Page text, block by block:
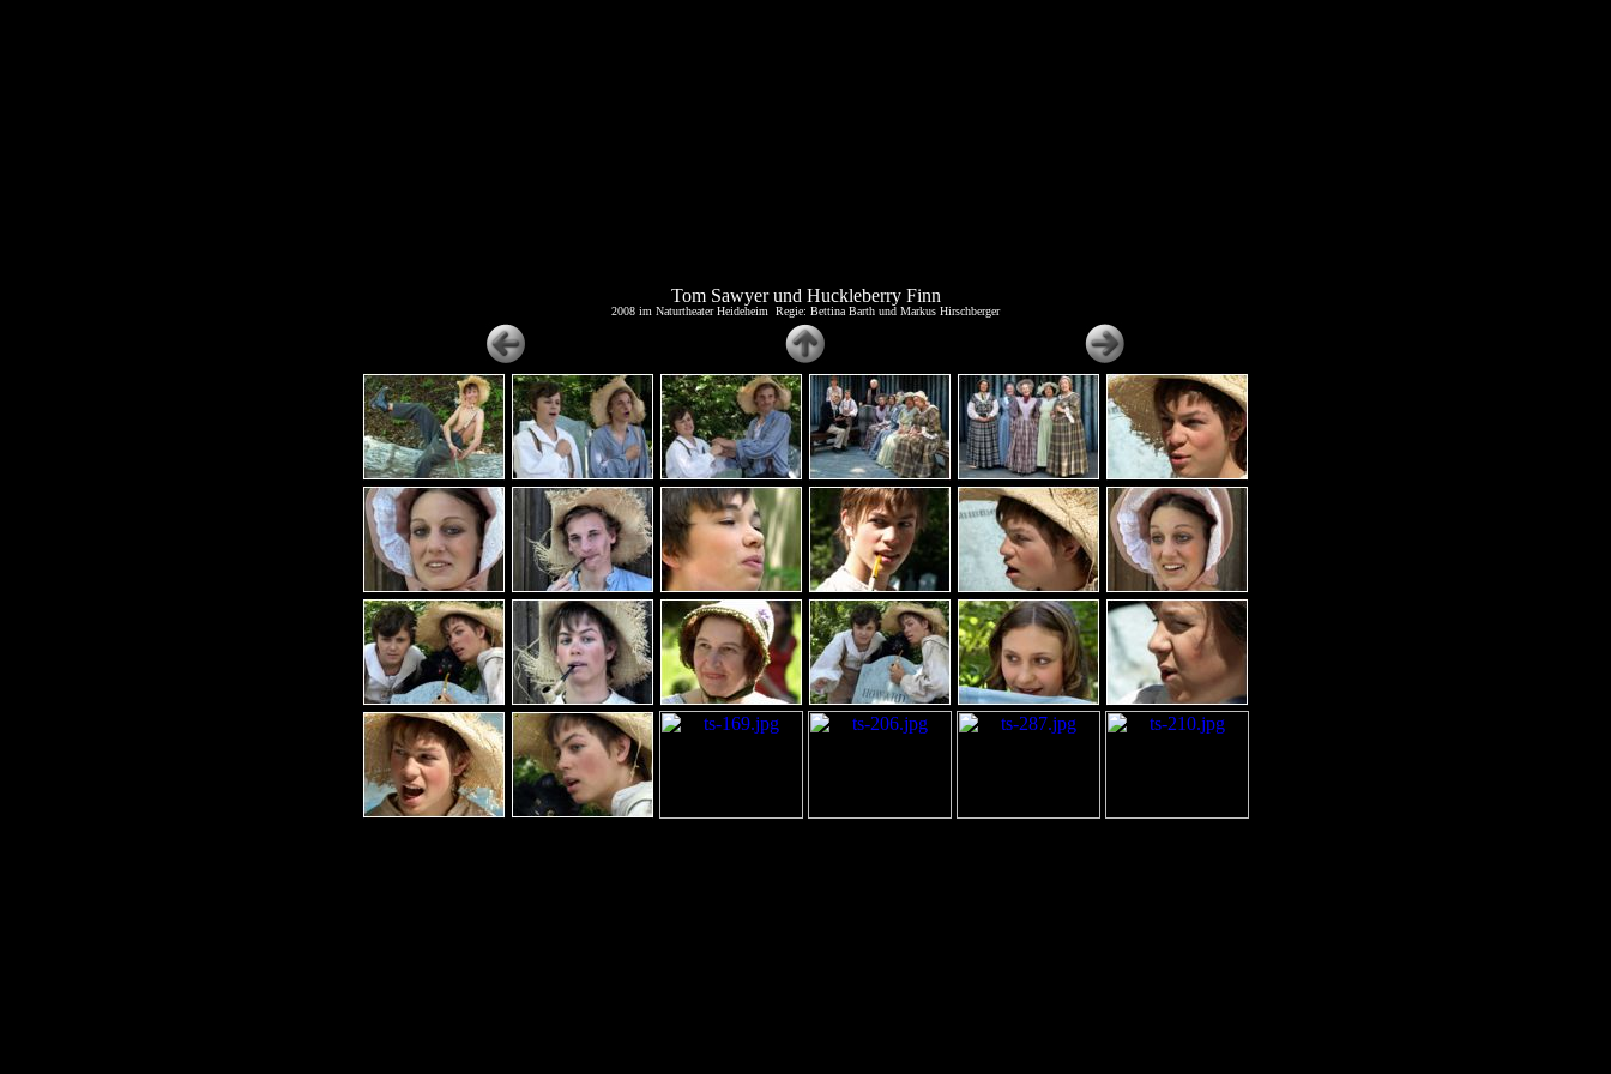
Tom Sawyer und Huckleberry Finn
2008 im Naturtheater Heideheim Regie: Bettina Barth und Markus Hirschberger